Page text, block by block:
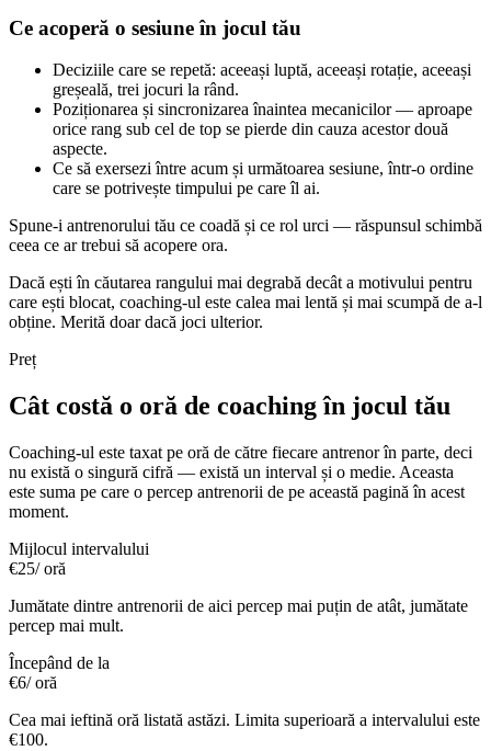
Ce acoperă o sesiune în jocul tău
Deciziile care se repetă: aceeași luptă, aceeași rotație, aceeași
greșeală, trei jocuri la rând.
Poziționarea și sincronizarea înaintea mecanicilor — aproape
orice rang sub cel de top se pierde din cauza acestor două
aspecte.
Ce să exersezi între acum și următoarea sesiune, într-o ordine
care se potrivește timpului pe care îl ai.
Spune-i antrenorului tău ce coadă și ce rol urci — răspunsul schimbă
ceea ce ar trebui să acopere ora.
Dacă ești în căutarea rangului mai degrabă decât a motivului pentru
care ești blocat, coaching-ul este calea mai lentă și mai scumpă de a-l
obține. Merită doar dacă joci ulterior.
Preț
Cât costă o oră de coaching în jocul tău
Coaching-ul este taxat pe oră de către fiecare antrenor în parte, deci
nu există o singură cifră — există un interval și o medie. Aceasta
este suma pe care o percep antrenorii de pe această pagină în acest
moment.
Mijlocul intervalului
€25/ oră
Jumătate dintre antrenorii de aici percep mai puțin de atât, jumătate
percep mai mult.
Începând de la
€6/ oră
Cea mai ieftină oră listată astăzi. Limita superioară a intervalului este
€100.